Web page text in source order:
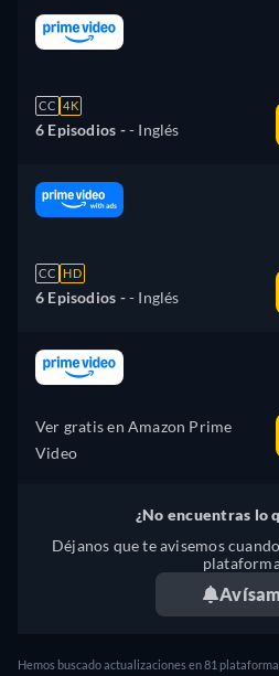
CC 4K
6 Episodios -- Inglés
CC HD
6 Episodios -- Inglés
Ver gratis en Amazon Prime
Video
¿No encuentras lo
Déjanos que te avisemos
Hemos buscado actualizaciones en 81